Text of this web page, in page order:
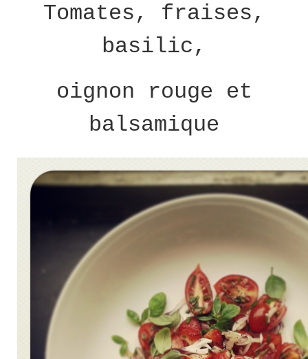
Tomates, fraises,
basilic,
oignon rouge et
balsamique